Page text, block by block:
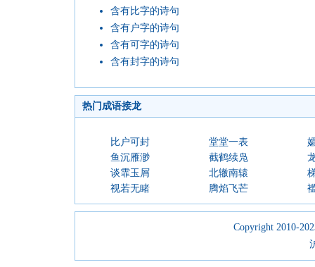
含有比字的诗句
含有户字的诗句
含有可字的诗句
含有封字的诗句
热门成语接龙
比户可封 堂堂一表
鱼沉雁渺
截鹤续凫
谈霏玉屑
北辙南辕
视若无睹
腾焰飞芒
Copyright 2010-